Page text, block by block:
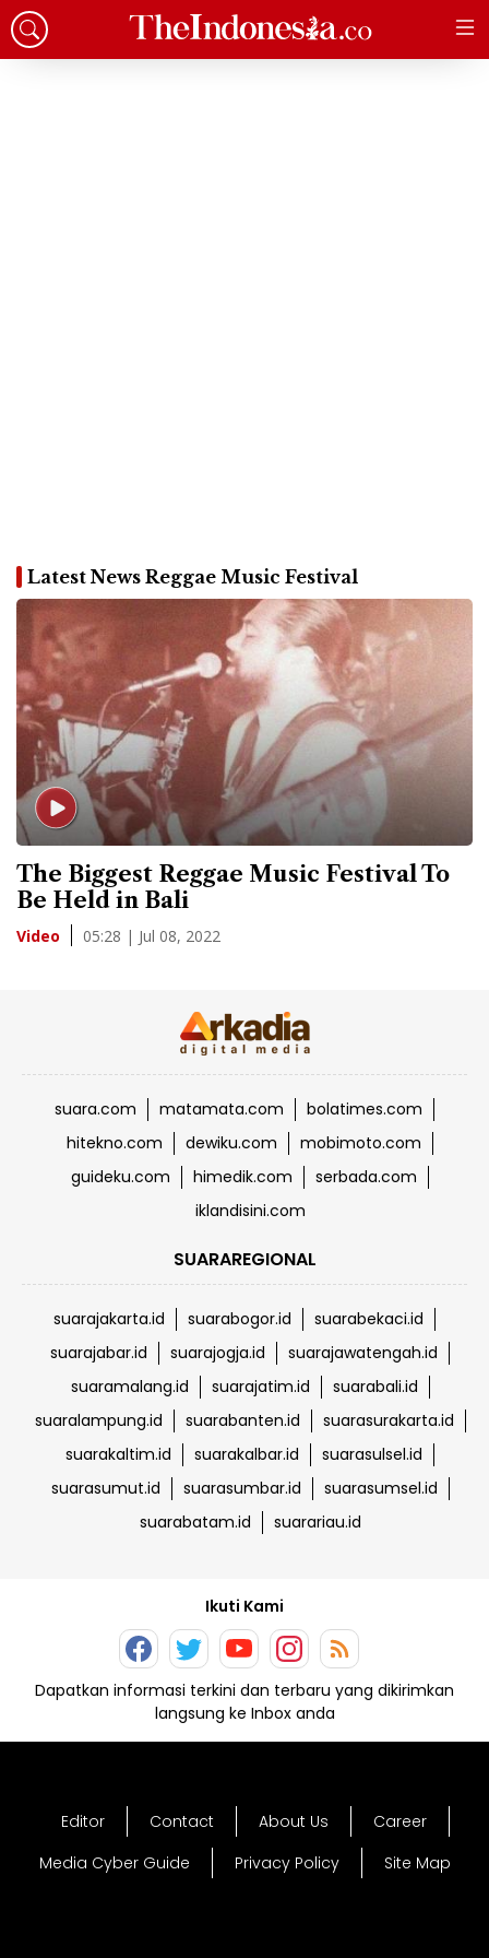
Latest News Reggae Music Festival
The Biggest Reggae Music Festival To
Be Held in Bali
Video 05:28 | Jul 08, 2022
suara.com matamata.com
bolatimes.com
hitekno.com
dewiku.com
mobimoto.com
guideku.com
himedik.com
serbada.com
iklandisini.com
SUARAREGIONAL
suarajakarta.id suarabogor.id
suarabekaci.id
suarajabar.id
suarajogja.id
suarajawatengah.id
suaramalang.id
suarajatim.id
suarabali.id
suaralampung.id
suarabanten.id
suarasurakarta.id
suarakaltim.id
suarakalbar.id
suarasulsel.id
suarasumut.id
suarasumbar.id
suarasumsel.id
suarabatam.id
suarariau.id
Ikuti Kami
Dapatkan informasi terkini dan terbaru yang dikirimkan
langsung ke Inbox anda
Editor Contact About Us
Career
Media Cyber Guide
Privacy Policy Site Map